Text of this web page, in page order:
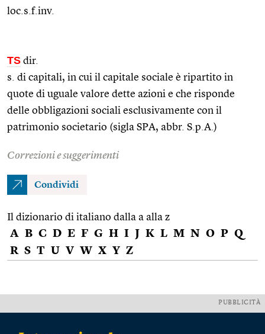
loc.s.f.inv.
TS dir.
s. di capitali, in cui il capitale sociale è ripartito in
quote di uguale valore dette azioni e che risponde
delle obbligazioni sociali esclusivamente con il
patrimonio societario (sigla SPA, abbr. S.p.A.)
Correzioni e suggerimenti
Condividi
Il dizionario di italiano dalla a alla z
A B C D E F G H I J K L M N O P Q
R S T U V W X Y Z
PUBBLICITÀ